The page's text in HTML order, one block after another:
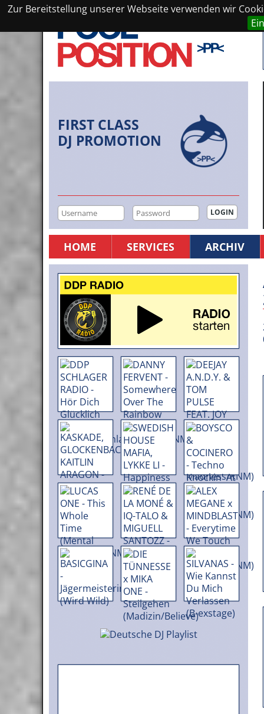
Zur Bereitstellung unserer Webseite verwenden wir
FIRST CLASS
DJ PROMOTION
HOME SERVICES ARCHIV